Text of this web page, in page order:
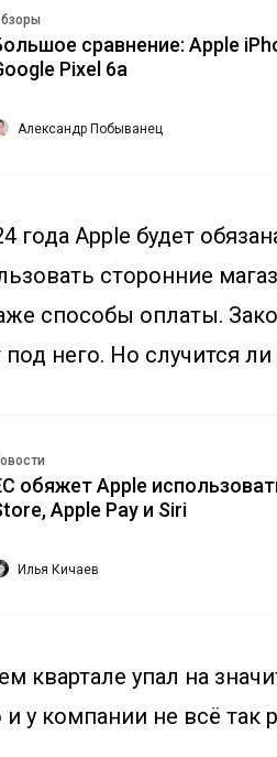
сравнение: Apple
Pixel 6a
Александр Побыванец
года Apple будет
сторонние
способы оплаты.
него. Но случится ли
обяжет Apple
Apple Pay и Siri
Илья Кичаев
квартале упал на
у компании не всё так